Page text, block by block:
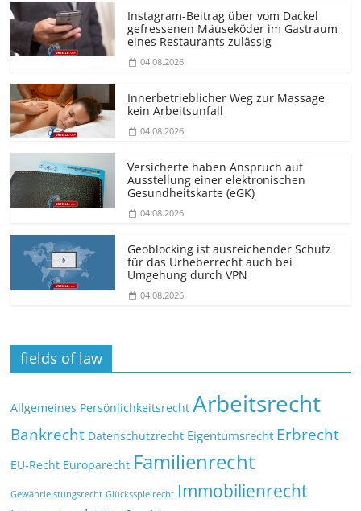
Instagram-Beitrag über vom Dackel
gefressenen Mäuseköder im Gastraum
eines Restaurants zulässig
04.08.2026
Innerbetrieblicher Weg zur Massage
kein Arbeitsunfall
04.08.2026
Versicherte haben Anspruch auf
Ausstellung einer elektronischen
Gesundheitskarte (eGK)
04.08.2026
Geoblocking ist ausreichender Schutz
für das Urheberrecht auch bei
Umgehung durch VPN
04.08.2026
fields of law
Allgemeines Persönlichkeitsrecht Arbeitsrecht
Bankrecht Datenschutzrecht Eigentumsrecht Erbrecht
EU-Recht Europarecht Familienrecht
Gewährleistungsrecht Glücksspielrecht Immobilienrecht